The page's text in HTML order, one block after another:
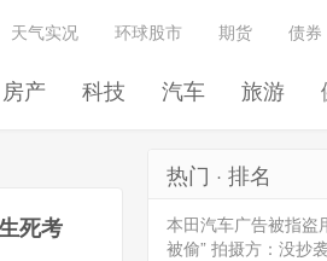
房产 科技 汽车 旅游
天气实况 环球股市 期货 债券
死考
热门 · 排名
本田汽车广告被指盗
被偷” 拍摄方：没抄